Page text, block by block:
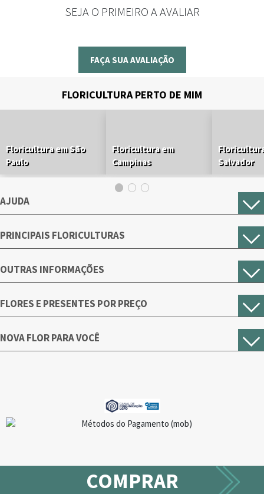
COMPRAR
SEJA O PRIMEIRO A AVALIAR
FAÇA SUA AVALIAÇÃO
FLORICULTURA PERTO DE MIM
Floricultura em São
Paulo
Floricultura em
Campinas
Salvador
AJUDA
PRINCIPAIS FLORICULTURAS
OUTRAS INFORMAÇÕES
FLORES E PRESENTES POR PREÇO
NOVA FLOR PARA VOCÊ